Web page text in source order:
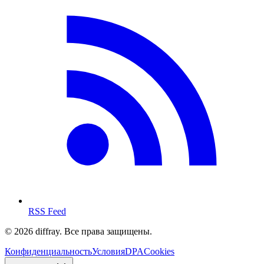
RSS Feed
© 2026 diffray. Все права защищены.
КонфиденциальностьУсловияDPACookies